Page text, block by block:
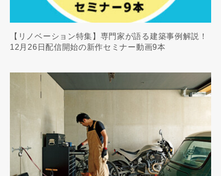
【リノベーション特集】専門家が語る建築事例解説！
12月26日配信開始の新作セミナー動画9本